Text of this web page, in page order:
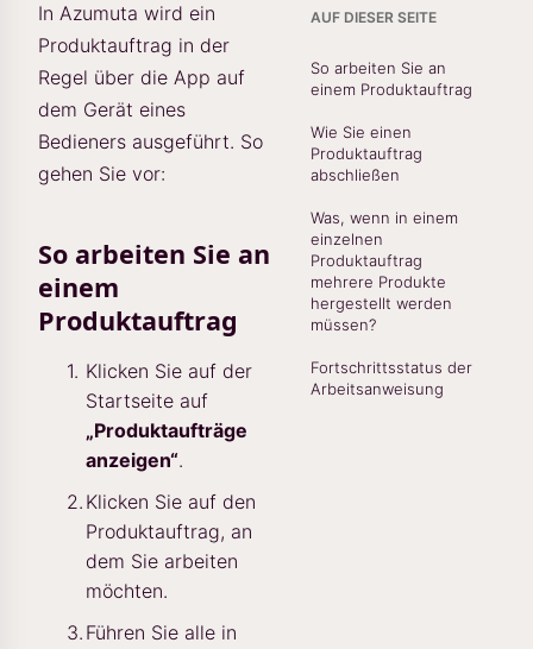
In Azumuta wird ein
Produktauftrag in der
Regel über die App auf
dem Gerät eines
Bedieners ausgeführt. So
gehen Sie vor:
So arbeiten Sie an
einem
Produktauftrag
Klicken Sie auf der
Startseite auf
„Produktaufträge
anzeigen“.
Klicken Sie auf den
Produktauftrag, an
dem Sie arbeiten
möchten.
Führen Sie alle in
AUF DIESER SEITE
So arbeiten Sie an
einem Produktauftrag
Wie Sie einen
Produktauftrag
abschließen
Was, wenn in einem
einzelnen
Produktauftrag
mehrere Produkte
hergestellt werden
müssen?
Fortschrittsstatus der
Arbeitsanweisung